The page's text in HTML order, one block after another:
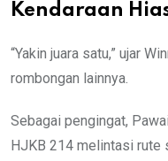
Kendaraan
“Yakin juara satu,” ujar
rombongan lainnya.
Sebagai pengingat,
HJKB 214 melintasi rute